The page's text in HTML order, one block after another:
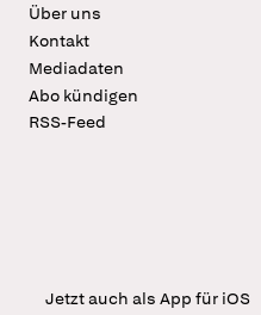
Über uns
Kontakt
Mediadaten
Abo kündigen
RSS-Feed
Jetzt auch als App für iOS